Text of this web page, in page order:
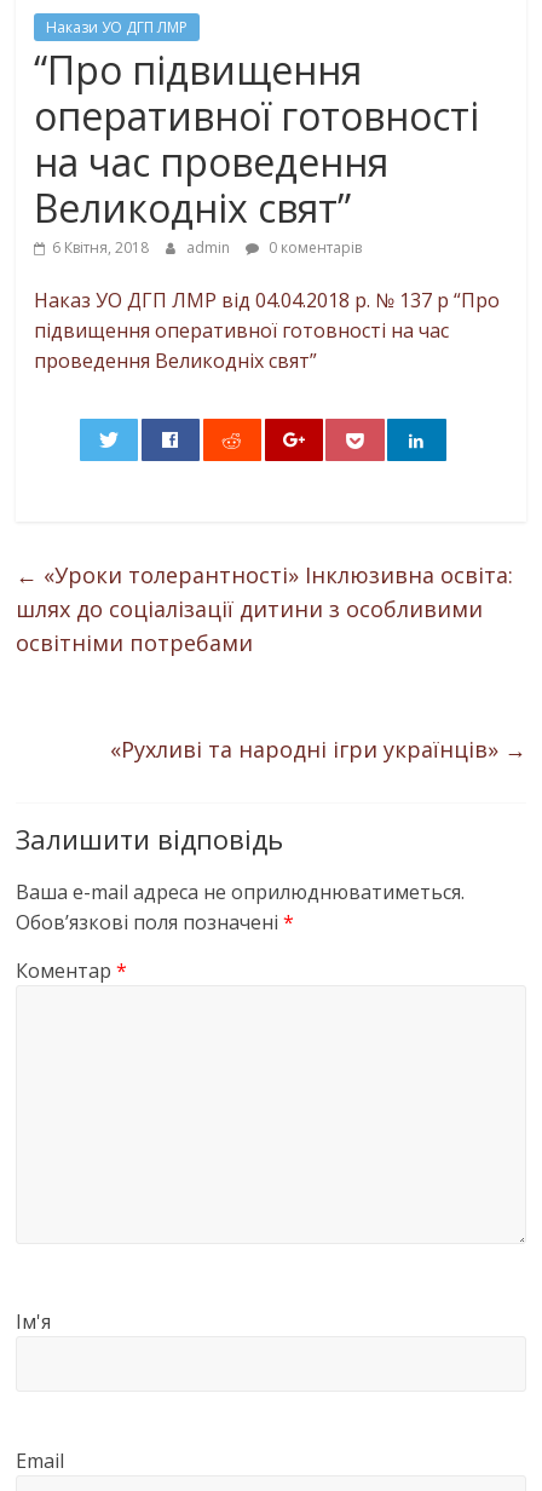
Накази УО ДГП ЛМР
“Про підвищення
оперативної готовності
на час проведення
Великодніх свят”
6 Квітня, 2018 admin 0 коментарів
Наказ УО ДГП ЛМР від 04.04.2018 р. № 137 р “Про
підвищення оперативної готовності на час
проведення Великодніх свят”
← «Уроки толерантності» Інклюзивна освіта:
шлях до соціалізації дитини з особливими
освітніми потребами
«Рухливі та народні ігри українців» →
Залишити відповідь
Ваша e-mail адреса не оприлюднюватиметься.
Обов’язкові поля позначені*
Коментар*
Ім'я
Email